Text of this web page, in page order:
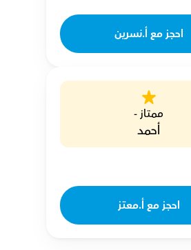
احجز مع أ.نسرين
ممتاز -
أحمد
احجز مع أ.معتز